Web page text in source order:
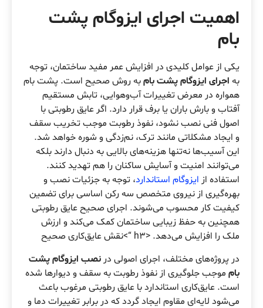
اهمیت اجرای ایزوگام پشت
بام
یکی از عوامل کلیدی در افزایش عمر مفید ساختمان، توجه
به اجرای ایزوگام پشت بامبه روش صحیح است. پشت بام
همواره در معرض تغییرات آب‌وهوایی، تابش مستقیم
آفتاب و بارش باران یا برف قرار دارد. اگر عایق رطوبتی با
اصول فنی نصب نشود، نفوذ رطوبت موجب تخریب سقف
و ایجاد مشکلاتی مانند ترک، نم‌زدگی و شوره خواهد شد.
این آسیب‌ها نه‌تنها هزینه‌های بالایی به دنبال دارند بلکه
می‌توانند امنیت و آسایش ساکنان را هم تهدید کنند.
استفاده از ایزوگام استاندارد، توجه به جزئیات نصب و
بهره‌گیری از نیروی متخصص سه رکن اساسی برای تضمین
کیفیت کار محسوب می‌شوند. اجرای صحیح عایق رطوبتی
همچنین به حفظ زیبایی ساختمان کمک می‌کند و ارزش
ملک را افزایش می‌دهد. <h3 “>نقش عایق‌کاری صحیح
در پروژه‌های مختلف، اجرای اصولی در نصب ایزوگام پشت
بام موجب جلوگیری از نفوذ رطوبت به سقف و دیوارها شده
است. عایق‌کاری استاندارد با عایق رطوبتی مرغوب باعث
می‌شود لایه‌ای مقاوم ایجاد گردد که در برابر تغییرات دما و